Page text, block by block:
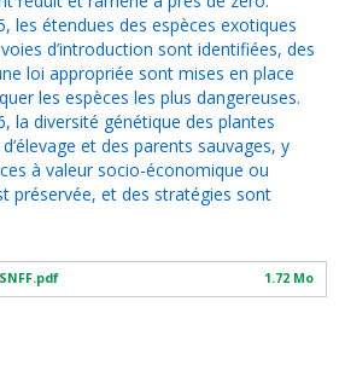
les étendues des espèces exotiques
d’introduction sont identifiées, des
loi appropriée sont mises en place
les espèces les plus dangereuses.
la diversité génétique des plantes
et des parents sauvages, y
à valeur socio-économique ou
préservée, et des stratégies sont
1.72 Mo